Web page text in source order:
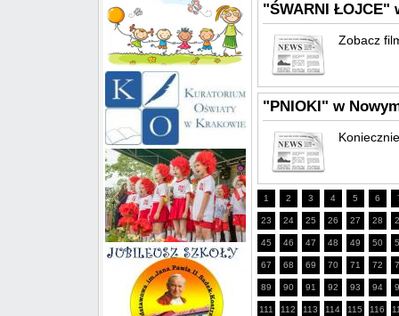
"ŚWARNI ŁOJCE"
Zobacz
"PNIOKI" w
1 2 3 4 5 6
23 24 25 26 27 28
45 46 47 48 49 50
67 68 69 70 71 72
89 90 91 92 93 94
111 112 113 114 115 116